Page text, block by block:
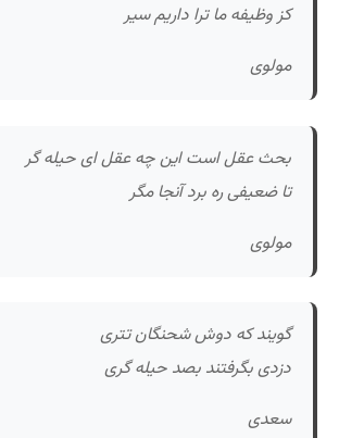
کز وظیفه ما ترا داریم سیر
مولوی
بحث عقل است این چه عقل ای حیله گر
تا ضعیفی ره برد آنجا مگر
مولوی
گویند که دوش شحنگان تتری
دزدی بگرفتند بصد حیله گری
سعدی